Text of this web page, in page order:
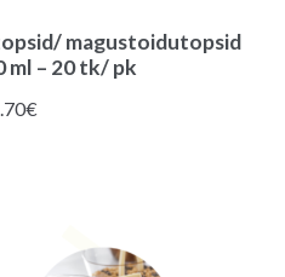
magustoidutopsid
ml – 20 tk/ pk
€